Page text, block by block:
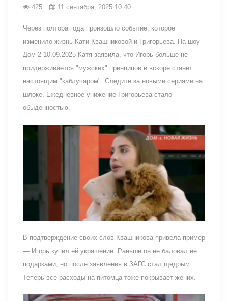
425 11 сентября, 2025 10:40
Через полтора года произошло событие, которое
изменило жизнь Кати Квашниковой и Григорьева. На шоу
Дом 2 10.09.2025 Катя заявила, что Игорь больше не
придерживается "мужских" принципов и вскоре станет
настоящим "каблучаром". Следите за новыми сериями на
шлоке. Ежедневное унижение Григорьева стало
обыденностью.
В подтверждение своих слов Квашникова привела пример
— Игорь купил ей украшение. Раньше он не баловал её
подарками, но после заявления в ЗАГС стал щедрым.
Теперь все расходы на питомца тоже покрывает жених.